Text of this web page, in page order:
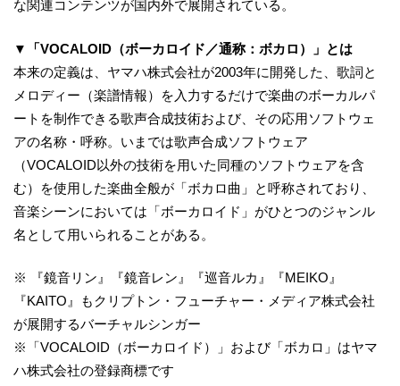
な関連コンテンツが国内外で展開されている。
▼「VOCALOID（ボーカロイド／通称：ボカロ）」とは
本来の定義は、ヤマハ株式会社が2003年に開発した、歌詞と
メロディー（楽譜情報）を入力するだけで楽曲のボーカルパ
ートを制作できる歌声合成技術および、その応用ソフトウェ
アの名称・呼称。いまでは歌声合成ソフトウェア
（VOCALOID以外の技術を用いた同種のソフトウェアを含
む）を使用した楽曲全般が「ボカロ曲」と呼称されており、
音楽シーンにおいては「ボーカロイド」がひとつのジャンル
名として用いられることがある。
※ 『鏡音リン』『鏡音レン』『巡音ルカ』『MEIKO』
『KAITO』もクリプトン・フューチャー・メディア株式会社
が展開するバーチャルシンガー
※「VOCALOID（ボーカロイド）」および「ボカロ」はヤマ
ハ株式会社の登録商標です